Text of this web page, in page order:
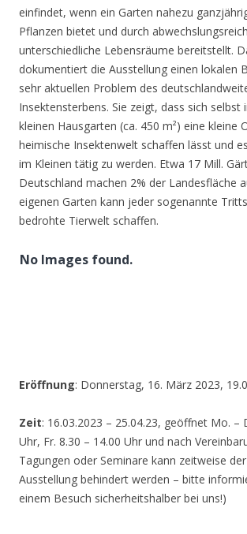
einfindet, wenn ein Garten nahezu
Pflanzen bietet und durch
unterschiedliche Lebensräume bereitstellt.
dokumentiert die Ausstellung einen lokalen
sehr aktuellen Problem des
Insektensterbens. Sie zeigt, dass sich selbst
kleinen Hausgarten (ca. 450 m²) eine kleine
heimische Insektenwelt schaffen lässt und
im Kleinen tätig zu werden. Etwa 17 Mill.
Deutschland machen 2% der Landesfläche
eigenen Garten kann jeder sogenannte
bedrohte Tierwelt schaffen.
No Images found.
Eröffnung: Donnerstag, 16. März 2023,
Zeit: 16.03.2023 – 25.04.23, geöffnet Mo. –
Uhr, Fr. 8.30 – 14.00 Uhr und nach
Tagungen oder Seminare kann zeitweise
Ausstellung behindert werden – bitte
einem Besuch sicherheitshalber bei uns!)